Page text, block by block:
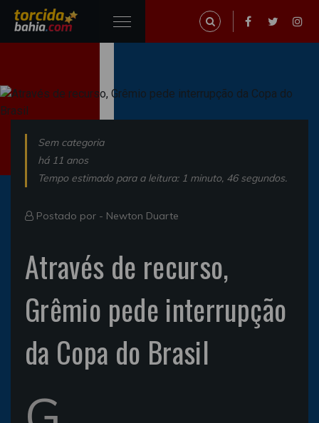
Sem categoria
há 11 anos
Tempo estimado para a leitura: 1 minuto, 46 segundos.
Postado por - Newton Duarte
Através de recurso,
Grêmio pede interrupção
da Copa do Brasil